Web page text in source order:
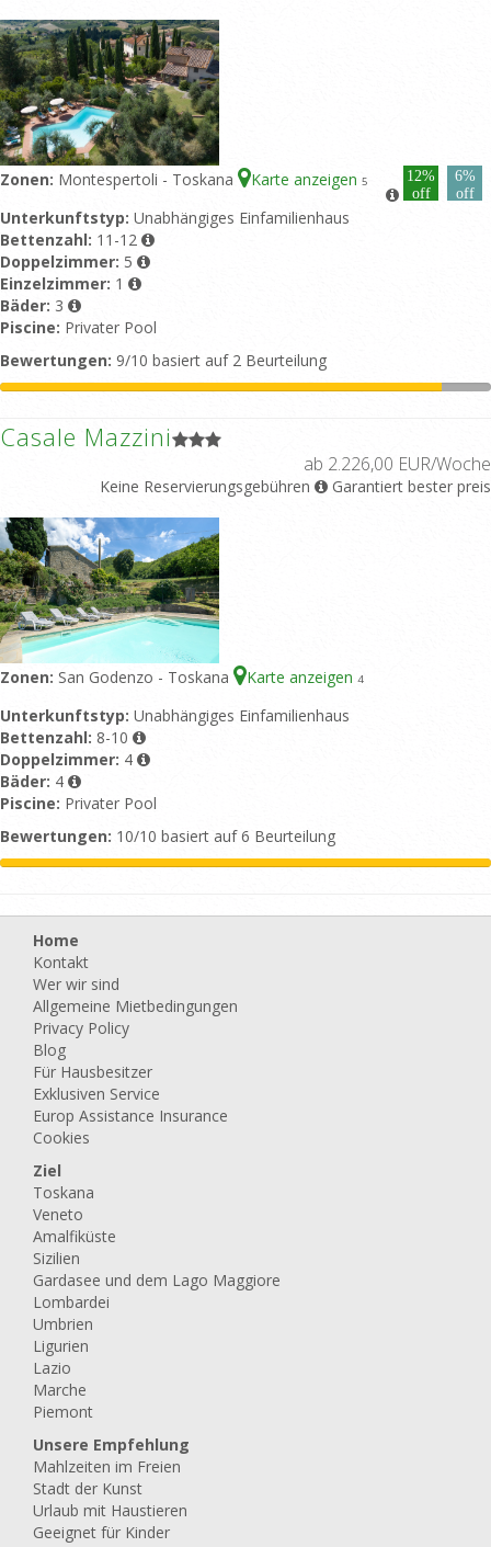
Zonen: Montespertoli - Toskana Karte anzeigen 5
12%
off
6%
off
Unterkunftstyp: Unabhängiges Einfamilienhaus
Bettenzahl: 11-12
Doppelzimmer: 5
Einzelzimmer: 1
Bäder: 3
Piscine: Privater Pool
Bewertungen: 9/10 basiert auf 2 Beurteilung
Casale Mazzini
ab 2.226,00 EUR/Woche
Keine Reservierungsgebühren Garantiert bester preis
Zonen: San Godenzo - Toskana Karte anzeigen 4
Unterkunftstyp: Unabhängiges Einfamilienhaus
Bettenzahl: 8-10
Doppelzimmer: 4
Bäder: 4
Piscine: Privater Pool
Bewertungen: 10/10 basiert auf 6 Beurteilung
Home
Kontakt
Wer wir sind
Allgemeine Mietbedingungen
Privacy Policy
Blog
Für Hausbesitzer
Exklusiven Service
Europ Assistance Insurance
Cookies
Ziel
Toskana
Veneto
Amalfiküste
Sizilien
Gardasee und dem Lago Maggiore
Lombardei
Umbrien
Ligurien
Lazio
Marche
Piemont
Unsere Empfehlung
Mahlzeiten im Freien
Stadt der Kunst
Urlaub mit Haustieren
Geeignet für Kinder